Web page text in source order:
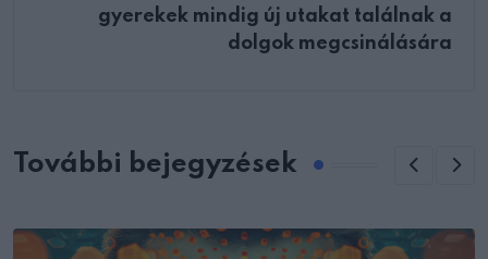
gyerekek mindig új utakat találnak a
dolgok megcsinálására
További bejegyzések